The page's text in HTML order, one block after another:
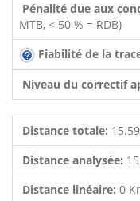
Pénalité due aux
MTB, < 50 % = RDB)
Fiabilité de la
Niveau du correctif
Distance totale:
Distance analysée:
Distance linéaire: 0